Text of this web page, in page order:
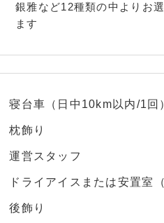
銀雅など12種類の中よりお
ます
寝台車（日中10km以内/1回
枕飾り
運営スタッフ
ドライアイスまたは安置室
後飾り